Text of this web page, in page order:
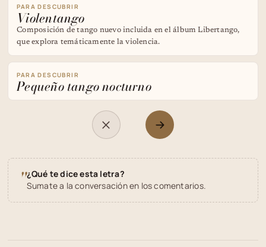
PARA DESCUBRIR
Violentango
Composición de tango nuevo incluida en el álbum Libertango,
que explora temáticamente la violencia.
PARA DESCUBRIR
Pequeño tango nocturno
"¿Qué te dice esta letra?
Sumate a la conversación en los comentarios.